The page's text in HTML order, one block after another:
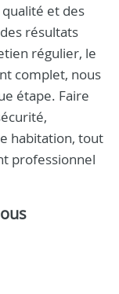
et des
résultats
régulier, le
complet, nous
étape. Faire
habitation, tout
professionnel